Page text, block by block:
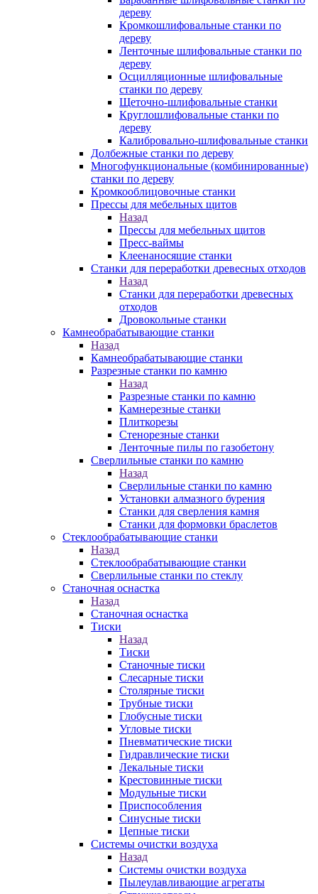
дереву
Кромкошлифовальные станки по
дереву
Ленточные шлифовальные станки по
дереву
Осцилляционные шлифовальные
станки по дереву
Щеточно-шлифовальные станки
Круглошлифовальные станки по
дереву
Калибровально-шлифовальные станки
Долбежные станки по дереву
Многофункциональные (комбинированные)
станки по дереву
Кромкооблицовочные станки
Прессы для мебельных щитов
Назад
Прессы для мебельных щитов
Пресс-ваймы
Клеенаносящие станки
Станки для переработки древесных отходов
Назад
Станки для переработки древесных
отходов
Дровокольные станки
Камнеобрабатывающие станки
Назад
Камнеобрабатывающие станки
Разрезные станки по камню
Назад
Разрезные станки по камню
Камнерезные станки
Плиткорезы
Стенорезные станки
Ленточные пилы по газобетону
Сверлильные станки по камню
Назад
Сверлильные станки по камню
Установки алмазного бурения
Станки для сверления камня
Станки для формовки браслетов
Стеклообрабатывающие станки
Назад
Стеклообрабатывающие станки
Сверлильные станки по стеклу
Станочная оснастка
Назад
Станочная оснастка
Тиски
Назад
Тиски
Станочные тиски
Слесарные тиски
Столярные тиски
Трубные тиски
Глобусные тиски
Угловые тиски
Пневматические тиски
Гидравлические тиски
Лекальные тиски
Крестовинные тиски
Модульные тиски
Приспособления
Синусные тиски
Цепные тиски
Системы очистки воздуха
Назад
Системы очистки воздуха
Пылеулавливающие агрегаты